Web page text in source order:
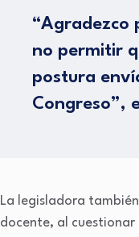
“Agradezco
no permitir
postura
Congreso”,
La legisladora
docente, al